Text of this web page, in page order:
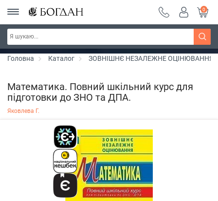
РОЗПРОДАЖ ~ 150 грн ~ 200 грн ~ 250 грн ~
300 грн ~ РОЗПРОДАЖ
Дізнатись більше
0
Головна Каталог ЗОВНІШНЄ НЕЗАЛЕЖНЕ ОЦІНЮВАННЯ
Математика. Повний шкільний курс для
підготовки до ЗНО та ДПА.
Яковлева Г.